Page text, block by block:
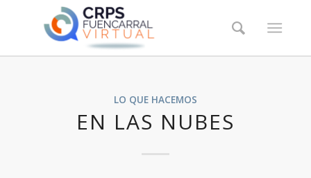
LO QUE HACEMOS
EN LAS NUBES